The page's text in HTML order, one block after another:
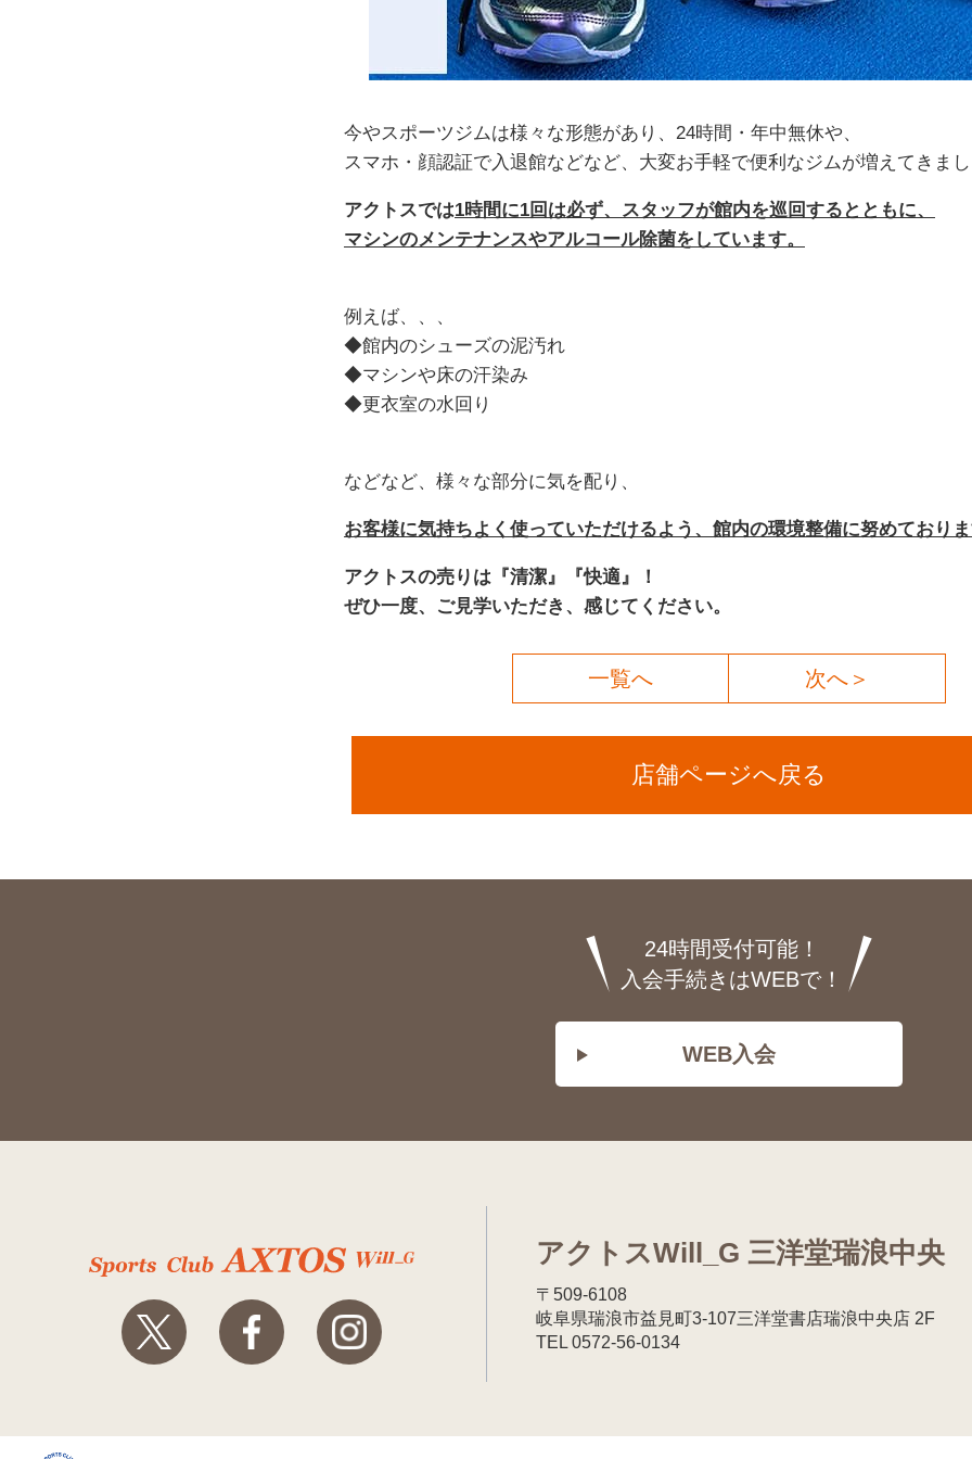
今やスポーツジムは様々な形態があり、24時間・年中無休や、
スマホ・顔認証で入退館などなど、大変お手軽で便利なジムが増えてきま
アクトスでは1時間に1回は必ず、スタッフが館内を巡回するとともに、
マシンのメンテナンスやアルコール除菌をしています。
例えば、、、
◆館内のシューズの泥汚れ
◆マシンや床の汗染み
◆更衣室の水回り
などなど、様々な部分に気を配り、
お客様に気持ちよく使っていただけるよう、館内の環境整備に努めており
アクトスの売りは『清潔』『快適』！
ぜひ一度、ご見学いただき、感じてください。
一覧へ 次へ＞
店舗ページへ戻る
24時間受付可能！
入会手続きはWEBで！
WEB入会
アクトスWill_G 三洋堂瑞浪中央
〒509-6108
岐阜県瑞浪市益見町3-107三洋堂書店瑞浪中央店 2F
TEL 0572-56-0134